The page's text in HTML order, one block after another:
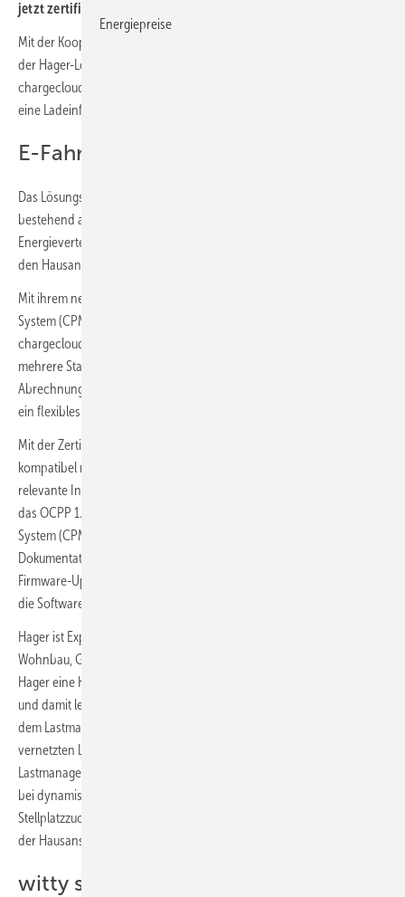
jetzt zertifizierter Partner von chargecloud.
Mit der Kooperation soll der reibungslose und zukunftssichere Betrieb
der Hager-Lösung für halböffentliches Laden sichergestellt werden –
chargecloud bietet dafür ein grenzenloses E-Mobility-Ökosystem, das
eine Ladeinfrastrukur steuert, abrechnet und abwickelt.
E-Fahrzeuge sicher laden
Das Lösungsangebot von Hager bietet die passende Ladeinfrastruktur
bestehend aus Ladestationen, Lastmanagement und
Energieverteilung – für sichere Ladevorgänge der E-Fahrzeuge, ohne
den Hausanschluss zu überlasten.
Mit ihrem neuartigen, cloudbasierten Chargepoint Management
System (CPMS) als Kern ermöglicht die 360°-Softwareplattform von
chargecloud eine effiziente Verwaltung aller Ladestationen, auch über
mehrere Standorte hinweg, sowie eine eichrechtskonforme
Abrechnung. Das modulare Ökosystem von chargecloud ermöglicht
ein flexibles Wachstum der Elektromobilität.
Mit der Zertifizierung stellt Hager sicher, dass seine Ladestationen
kompatibel mit der chargecloud-Software sind. Dabei wird geprüft, ob
relevante Informationen wie Ladevorgänge und Störmeldungen über
das OCPP 1.6-Protokoll korrekt an das Charge Point Management
System (CPMS) der chargecloud übermittelt werden. Eine vollständige
Dokumentation aller Ladestationsmodelle, einschließlich der
Firmware-Update-Prozesse, trägt zudem zur stabilen Anbindung an
die Software bei.
Hager ist Experte für einfache und sichere Elektroinstallationen für
Wohnbau, Gewerbebau und Industrieimmobilien. Mit witty share hat
Hager eine Komplettlösung für Ladeinfrastruktur, die Backend-fähig
und damit leicht mit der chargecloud Software zu verknüpfen ist. Mit
dem Lastmanager der Komplettlösung können die Wallboxen in einer
vernetzten Ladeinfrastruktur betrieben werden. Dabei sorgt der
Lastmanager für eine optimale Leistungsverteilung beim Laden – ob
bei dynamischer oder statischer Regelung, fester oder flexibler
Stellplatzzuordnung – von Elektrofahrzeugen und verhindert, dass
der Hausanschluss überlastet wird.
witty share: Ladeinfrastrukturen aus
Energiepreise